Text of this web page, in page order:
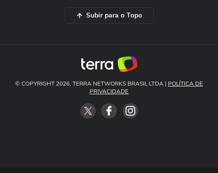
Subir para o Topo
© COPYRIGHT 2026, TERRA NETWORKS BRASIL LTDA | POLÍTICA DE
PRIVACIDADE